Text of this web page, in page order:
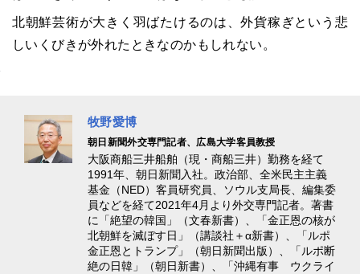
北朝鮮芸術が大きく羽ばたけるのは、外貨稼ぎという悲
しいくびきが外れたときなのかもしれない。
牧野愛博
朝日新聞外交専門記者、広島大学客員教授
大阪商船三井船舶（現・商船三井）勤務を経て
1991年、朝日新聞入社。政治部、全米民主主義
基金（NED）客員研究員、ソウル支局長、編集委
員などを経て2021年4月より外交専門記者。著書
に「絶望の韓国」（文春新書）、「金正恩の核が
北朝鮮を滅ぼす日」（講談社＋α新書）、「ルポ
金正恩とトランプ」（朝日新聞出版）、「ルポ断
絶の日韓」（朝日新書）、「沖縄有事 ウクライ